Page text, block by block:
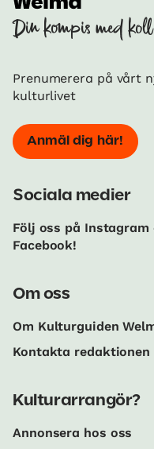
Din kompis med
Prenumerera på vårt
kulturlivet
Anmäl dig här!
Sociala medier
Följ oss på Instagram
Facebook!
Om oss
Om Kulturguiden
Kontakta redaktionen
Kulturarrangör?
Annonsera hos oss